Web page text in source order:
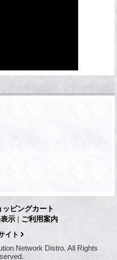
ッピングカート
示 | ご利用案内
イト
Network Distro. All Rights